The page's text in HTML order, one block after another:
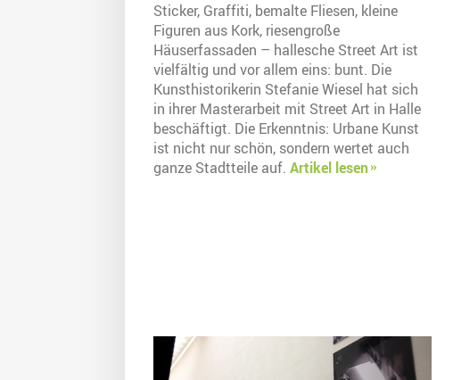
Sticker, Graffiti, bemalte Fliesen, kleine
Figuren aus Kork, riesengroße
Häuserfassaden – hallesche Street Art ist
vielfältig und vor allem eins: bunt. Die
Kunsthistorikerin Stefanie Wiesel hat sich
in ihrer Masterarbeit mit Street Art in Halle
beschäftigt. Die Erkenntnis: Urbane Kunst
ist nicht nur schön, sondern wertet auch
ganze Stadtteile auf. Artikel lesen